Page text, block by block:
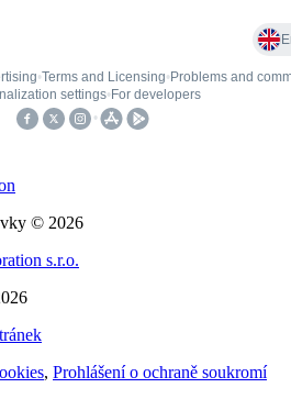
© 2026
s.r.o.
, Prohlášení o ochraně soukromí